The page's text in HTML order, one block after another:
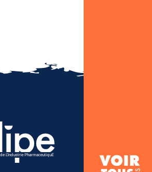
L'Industrie PharmaceutiquE